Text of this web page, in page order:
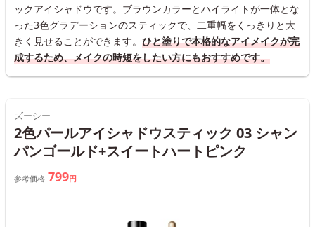
ックアイシャドウです。ブラウンカラーとハイライトが一体とな
った3色グラデーションのスティックで、二重幅をくっきりと大
きく見せることができます。 ひと塗りで本格的なアイメイクが完
成するため、メイクの時短をしたい方にもおすすめです。
ズーシー
2色パールアイシャドウスティック 03 シャン
パンゴールド+スイートハートピンク
参考価格 799円